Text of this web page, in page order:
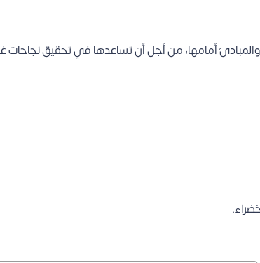
أمامها، من أجل أن تساعدها في تحقيق نجاحات